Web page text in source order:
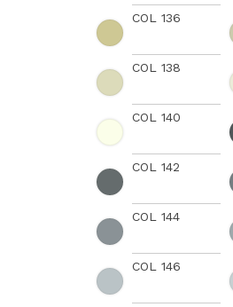
COL 136
COL 138
COL 140
COL 142
COL 144
COL 146